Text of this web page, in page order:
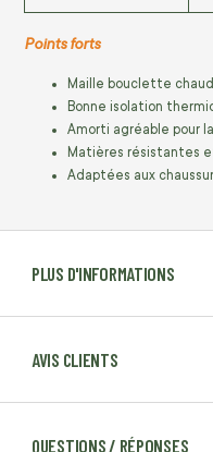
PLUS D'INFORMATIONS
AVIS CLIENTS
QUESTIONS / RÉPONSES
Points forts
Maille bouclette
Bonne isolation
Amorti agréable pour
Matières résistantes
Adaptées aux